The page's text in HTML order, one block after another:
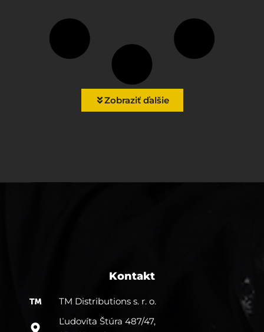
Zobraziť ďalšie
Kontakt
TM Distributions s. r. o.
Ľudovíta Štúra 487/47,